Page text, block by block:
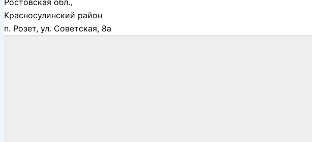
Ростовская обл.,
Красносулинский район
п. Розет, ул. Советская, 8а